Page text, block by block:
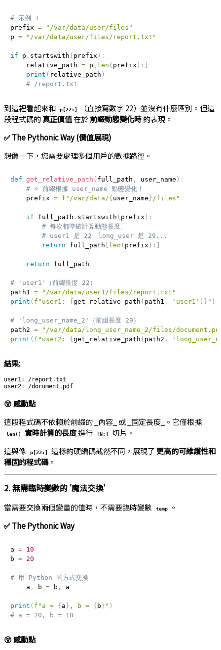
# 示例 1
prefix =
"/var/data/user/files"
p = "/var/data/user/files/report.txt"
if p . startswith ( prefix ) :
    relative_path
= p len ( prefix ) :
print ( relative_path )
# /report.txt
到這裡看起來和 p[22:]
（直接寫數字 22）並沒有什麼區別。但這
段程式碼的真正價值在於前綴動態變化時的表現。
✅ The Pythonic Way (價值展現)
想像一下，您需要處理多個用戶的數據路徑。
def get_relative_path ( full_path , user_name ) :
# ⭐️ 前綴根據 user_name 動態變化！
    prefix
= f"/var/data/{ user_name }/files"
if full_path . startswith ( prefix ) :
# 每次都準確計算動態長度。
# user1 是 22，long_user 是 29...
return full_path len ( prefix ) :
return full_path
# 'user1'（前綴長度 22）
path1 =
"/var/data/user1/files/report.txt"
print ( f"user1: { get_relative_path ( path1 , 'user1' ) } " )
# 'long_user_name_2'（前綴長度 29）
path2 =
"/var/data/long_user_name_2/files/
print ( f"user2: { get_relative_path ( path2 ,
結果:
user1: /report.txt
😲 感動點
這段程式碼不依賴於前綴的 _內容_ 或 _固定長度_。它僅根據
len() 實時計算的長度進行 [N:]
切片。
這與像
p[22:] 這樣的硬編碼截然不同，展現了更高的可維護性和
穩固的程式碼。
2. 無需臨時變數的 '魔法交換'
當需要交換兩個變量的值時，不需要臨時變數 temp
。
✅ The Pythonic Way
a =
10
b = 20
# 用 Python 的方式交換
    a
, b = b , a
print ( f"a = { a } , b = { b } " )
# a = 20, b = 10
😲 感動點